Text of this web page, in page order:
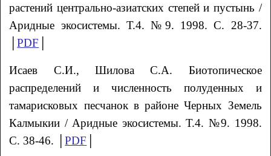
растений центрально-азиатских степей и пустынь /
Аридные экосистемы. Т.4. №9. 1998. С. 28-37.
│PDF
Исаев С.И., Шилова С.А. Биотопическое
распределений и численность полуденных и
тамарисковых песчанок в районе Черных Земель
Калмыкии / Аридные экосистемы. Т.4. №9. 1998.
С. 38-46. │PDF